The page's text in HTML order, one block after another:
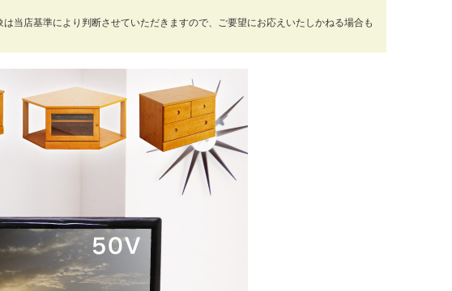
当店基準により判断させていただきますので、ご要望にお応えいたしかねる場合も